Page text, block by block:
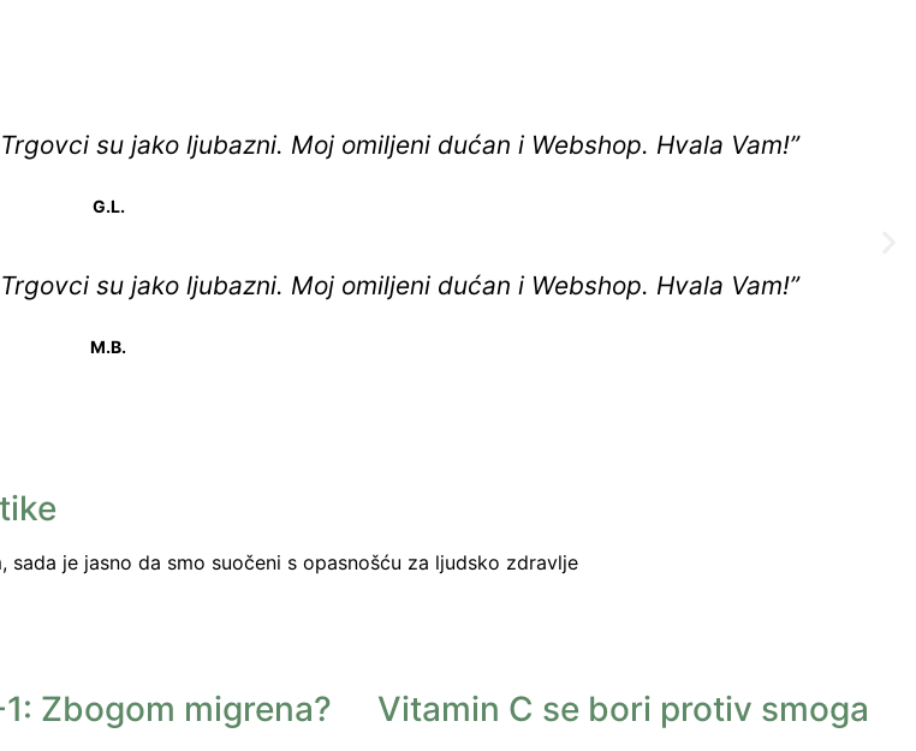
su jako ljubazni. Moj omiljeni dućan i Webshop. Hvala Vam!”
G.L.
su jako ljubazni. Moj omiljeni dućan i Webshop. Hvala Vam!”
M.B.
je jasno da smo suočeni s opasnošću za ljudsko zdravlje
Zbogom migrena? Vitamin C se bori protiv smoga